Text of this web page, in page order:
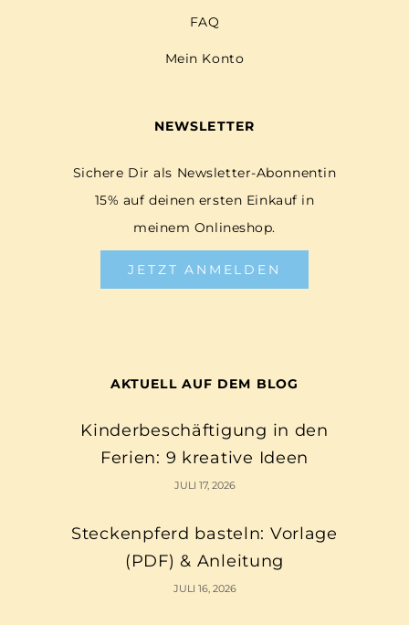
FAQ
Mein Konto
NEWSLETTER
Sichere Dir als Newsletter-Abonnentin
15% auf deinen ersten Einkauf in
meinem Onlineshop.
JETZT ANMELDEN
AKTUELL AUF DEM BLOG
Kinderbeschäftigung in den
Ferien: 9 kreative Ideen
JULI 17, 2026
Steckenpferd basteln: Vorlage
(PDF) & Anleitung
JULI 16, 2026